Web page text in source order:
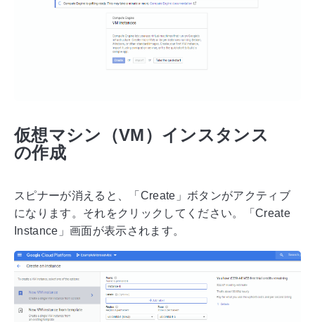
仮想マシン（VM）インスタンス
の作成
スピナーが消えると、「Create」ボタンがアクティブ
になります。それをクリックしてください。「Create
Instance」画面が表示されます。